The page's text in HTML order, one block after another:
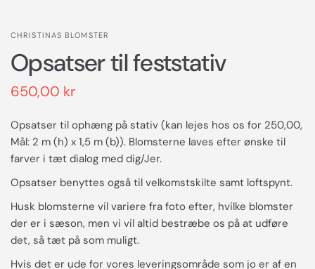
CHRISTINAS BLOMSTER
Opsatser til feststativ
650,00 kr
Opsatser til ophæng på stativ (kan lejes hos os for 250,00,
Mål: 2 m (h) x 1,5 m (b)). Blomsterne laves efter ønske til
farver i tæt dialog med dig/Jer.
Opsatser benyttes også til velkomstskilte samt loftspynt.
Husk blomsterne vil variere fra foto efter, hvilke blomster
der er i sæson, men vi vil altid bestræbe os på at udføre
det, så tæt på som muligt.
Hvis det er ude for vores leveringsområde som jo er af en